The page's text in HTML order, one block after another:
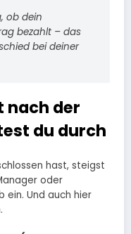
ob dein
bezahlt – das
bei deiner
nach der
du durch
hast, steigst
oder
ein. Und auch hier